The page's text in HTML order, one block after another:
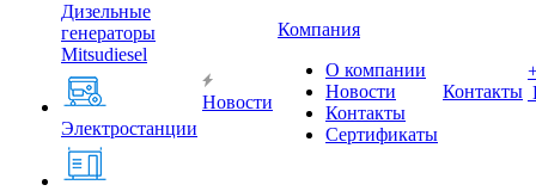
Дизельные
генераторы
Mitsudiesel
Электростанции
Новости
Компания
О компании
Новости
Контакты
Сертификаты
Контакты